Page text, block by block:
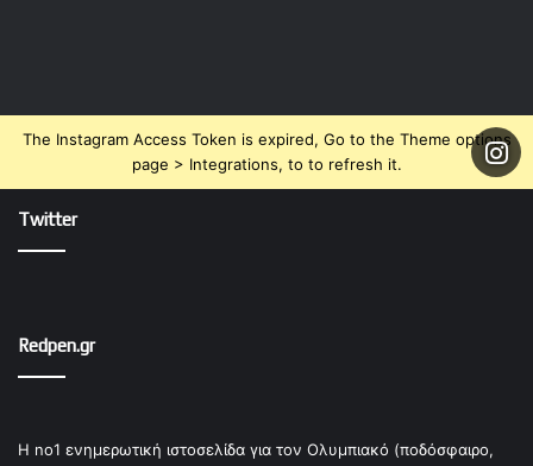
The Instagram Access Token is expired, Go to the Theme options
page > Integrations, to to refresh it.
Twitter
Redpen.gr
Η no1 ενημερωτική ιστοσελίδα για τον Ολυμπιακό (ποδόσφαιρο,